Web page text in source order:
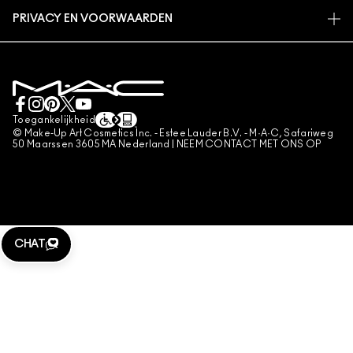
NEEM CONTACT MET ONS OP
CONTACTEER FABRIKANT
MAKE-UP SERVICES
PRIVACY EN VOORWAARDEN
VERKOOPSVOORWAARDEN
NAMAAKPRODUCTEN
ALGEMENE VOORWAARDEN POA
Toegankelijkheid
© Make-Up Art Cosmetics Inc. - Estee Lauder B.V. - M·A·C, Safariweg
50 Maarssen 3605 MA Nederland |
NEEM CONTACT MET ONS OP
CHAT